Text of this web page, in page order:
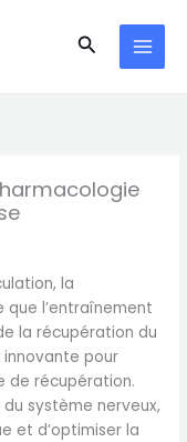
Search
la
l’entraînement
la récupération du
pour
de récupération.
système nerveux,
et d’optimiser la